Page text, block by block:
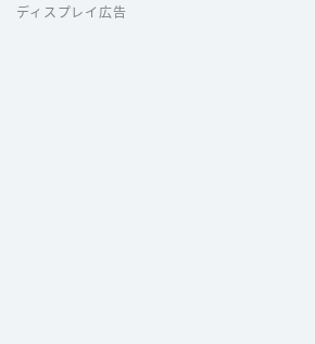
ディスプレイ広告